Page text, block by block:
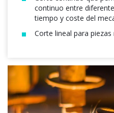
continuo entre
tiempo y coste del
Corte lineal para